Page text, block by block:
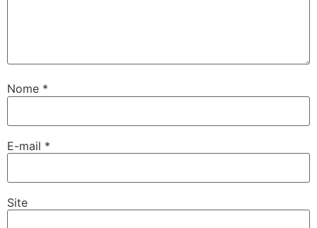
Nome *
E-mail *
Site